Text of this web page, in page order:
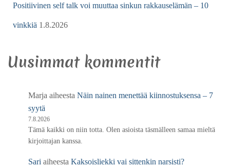
Positiivinen self talk voi muuttaa sinkun rakkauselämän – 10
vinkkiä 1.8.2026
Uusimmat kommentit
Marja aiheesta Näin nainen menettää kiinnostuksensa – 7
syytä
7.8.2026
Tämä kaikki on niin totta. Olen asioista täsmälleen samaa mieltä
kirjoittajan kanssa.
Sari aiheesta Kaksoisliekki vai sittenkin narsisti?